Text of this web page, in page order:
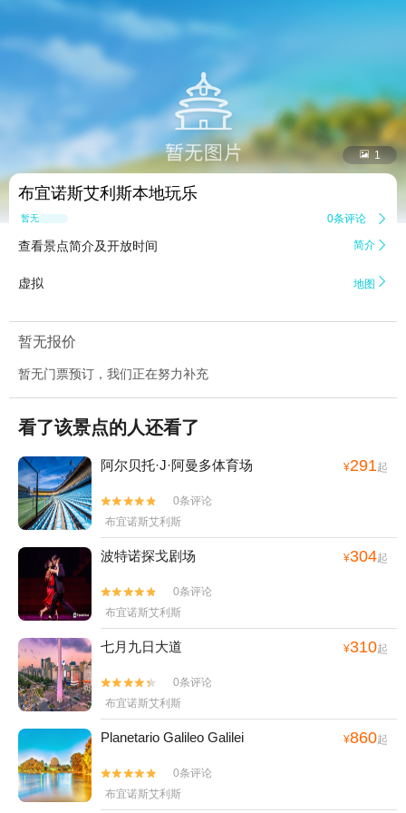
 1
布宜诺斯艾利斯本地玩乐
暂无点评 0条评论 
查看景点简介及开放时间 简介 
虚拟 地图 
暂无报价
暂无门票预订，我们正在努力补充
看了该景点的人还看了
阿尔贝托·J·阿曼多体育场 ¥291起


0条评论
布宜诺斯艾利斯
波特诺探戈剧场 ¥304起


0条评论
布宜诺斯艾利斯
七月九日大道 ¥310起


0条评论
布宜诺斯艾利斯
Planetario Galileo Galilei ¥860起


0条评论
布宜诺斯艾利斯